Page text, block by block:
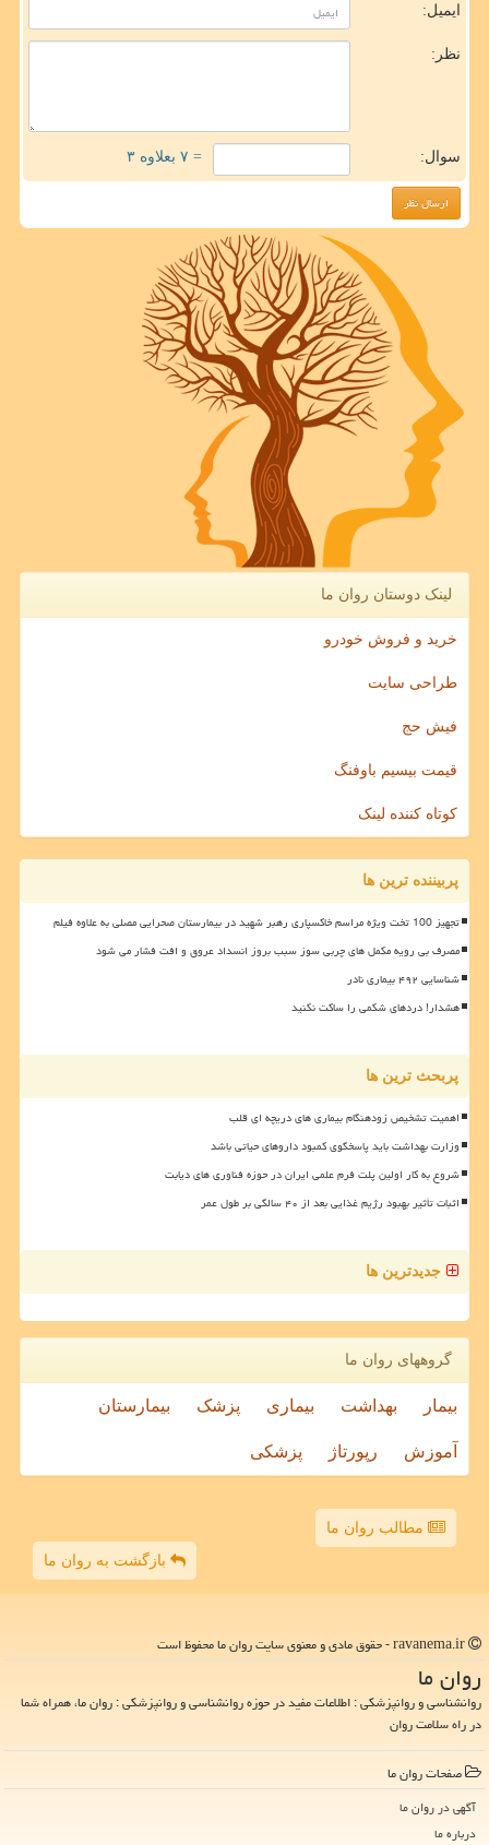
ایمیل:
نظر:
سوال: = ۷ بعلاوه ۳
لینک دوستان روان ما
خرید و فروش خودرو
طراحی سایت
فیش حج
قیمت بیسیم باوفنگ
کوتاه کننده لینک
پربیننده ترین ها
تجهیز 100 تخت ویژه مراسم خاکسپاری رهبر شهید در بیمارستان صحرایی مصلی به علاوه فیلم
مصرف بی رویه مکمل های چربی سوز سبب بروز انسداد عروق و افت فشار می شود
شناسایی ۴۹۲ بیماری نادر
هشدار! دردهای شکمی را ساکت نکنید
پربحث ترین ها
اهمیت تشخیص زودهنگام بیماری های دریچه ای قلب
وزارت بهداشت باید پاسخگوی کمبود داروهای حیاتی باشد
شروع به کار اولین پلت فرم علمی ایران در حوزه فناوری های دیابت
اثبات تأثیر بهبود رژیم غذایی بعد از ۴۰ سالگی بر طول عمر
جدیدترین ها
گروههای روان ما
بیمار بهداشت بیماری پزشک بیمارستان
آموزش رپورتاژ پزشکی
مطالب روان ما
بازگشت به روان ما
روان ما
روانشناسی و روانپزشکی : اطلاعات مفید در حوزه روانشناسی و روانپزشکی : روان ما، همراه شما
در راه سلامت روان
صفحات روان ما
آگهی در روان ما
درباره ما